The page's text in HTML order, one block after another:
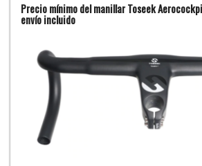
Precio mínimo del manillar Toseek
envío incluido